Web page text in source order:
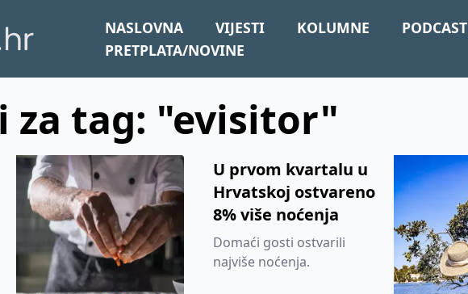
NASLOVNA VIJESTI KOLUMNE PODCAST
PRETPLATA/NOVINE
za tag: "evisitor"
U prvom kvartalu u
Hrvatskoj ostvareno
8% više noćenja
Domaći gosti ostvarili
najviše noćenja.